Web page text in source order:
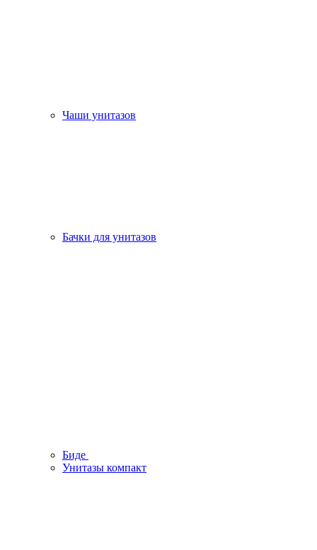
Чаши унитазов
Бачки для унитазов
Биде
Унитазы компакт